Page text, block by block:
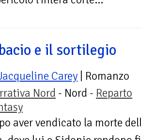
e il sortilegio
Carey | Romanzo
Nord - Nord - Reparto
aver vendicato la morte